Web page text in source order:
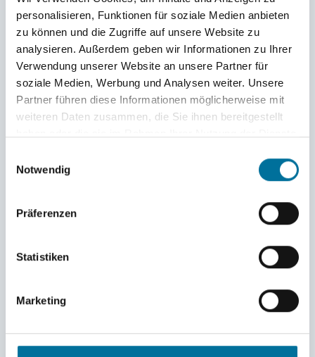
personalisieren, Funktionen für soziale Medien anbieten
zu können und die Zugriffe auf unsere Website zu
analysieren. Außerdem geben wir Informationen zu Ihrer
Verwendung unserer Website an unsere Partner für
soziale Medien, Werbung und Analysen weiter. Unsere
Partner führen diese Informationen möglicherweise mit
weiteren Daten zusammen, die Sie ihnen bereitgestellt
Notwendig
Präferenzen
Statistiken
Marketing
konnten sie ihm dann gemeinsam mit der
Schauspielerin Claudia C. Schwartz und dem
Komponisten und Musiker Shaul Bustan noch
den letzten Schliff verleihen.
schlüpften sie in die Rollen des von seiner
Hundes, der kratzbürstigen Katze und des völlig
verrückten und etwas sehbehinderten Huhnes.
Gemeinschaft, in der es zwar anfangs mächtig
das ferne Bremen zusammenrauft und zu einer